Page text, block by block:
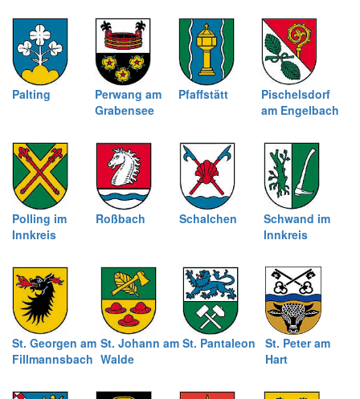
Palting
Perwang am
Grabensee
Pfaffstätt
Pischelsdorf
am Engelbach
Polling im
Innkreis
Roßbach Schalchen
Schwand im
Innkreis
St. Georgen am
Fillmannsbach
St. Johann am
Walde
St. Pantaleon
St. Peter am
Hart